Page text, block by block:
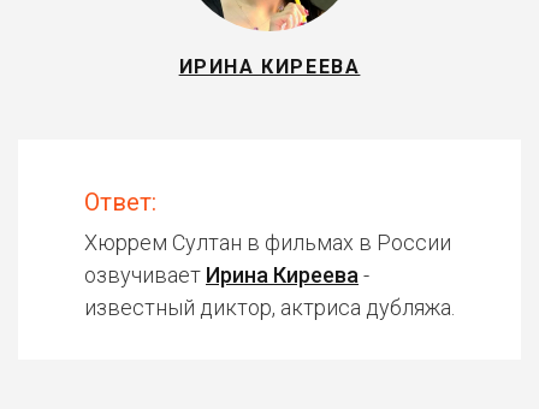
ИРИНА КИРЕЕВА
Ответ:
Хюррем Султан в фильмах в России
озвучивает Ирина Киреева -
известный диктор, актриса дубляжа.